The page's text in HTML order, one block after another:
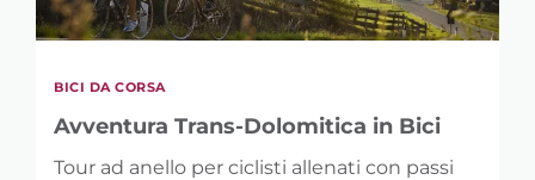
BICI DA CORSA
Avventura Trans-Dolomitica in Bici
Tour ad anello per ciclisti allenati con passi